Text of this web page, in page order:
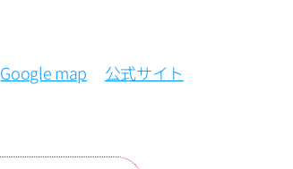
Google map 公式サイト